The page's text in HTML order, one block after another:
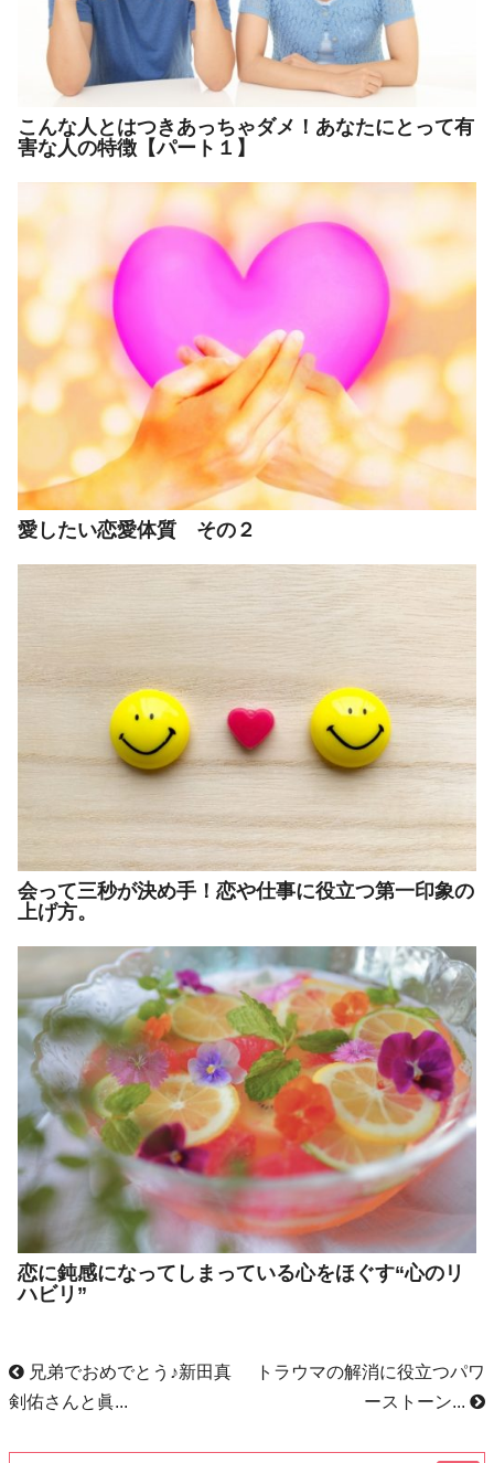
こんな人とはつきあっちゃダメ！あなたにとって有
害な人の特徴【パート１】
愛したい恋愛体質 その２
会って三秒が決め手！恋や仕事に役立つ第一印象の
上げ方。
恋に鈍感になってしまっている心をほぐす“心のリ
ハビリ”
兄弟でおめでとう♪新田真
剣佑さんと眞...
トラウマの解消に役立つパワ
ーストーン...